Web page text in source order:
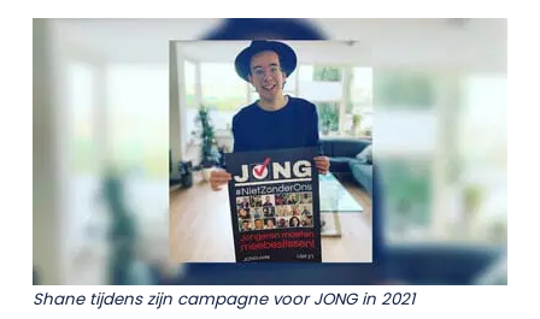
Shane tijdens zijn campagne voor JONG in 2021